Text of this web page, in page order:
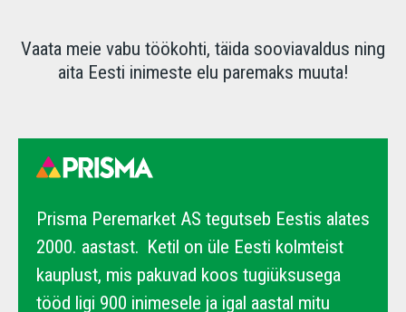
Vaata meie vabu töökohti, täida sooviavaldus ning
aita Eesti inimeste elu paremaks muuta!
Prisma Peremarket AS tegutseb Eestis alates
2000. aastast. Ketil on üle Eesti kolmteist
kauplust, mis pakuvad koos tugiüksusega
tööd ligi 900 inimesele ja igal aastal mitu